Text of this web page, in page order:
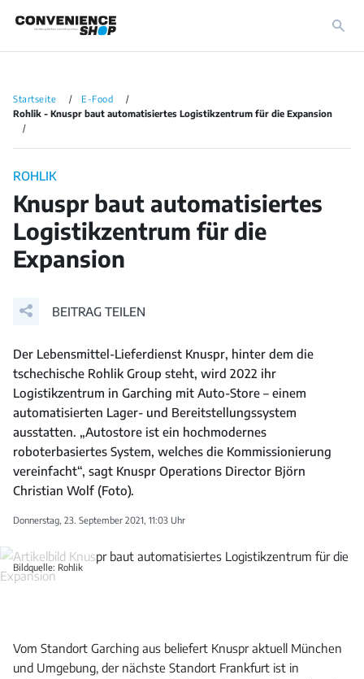
Startseite
E-Food
Rohlik - Knuspr baut automatisiertes Logistikzentrum für die Expansion
ROHLIK
Knuspr baut automatisiertes
Logistikzentrum für die
Expansion
BEITRAG TEILEN
Der Lebensmittel-Lieferdienst Knuspr, hinter dem die
tschechische Rohlik Group steht, wird 2022 ihr
Logistikzentrum in Garching mit Auto-Store – einem
automatisierten Lager- und Bereitstellungssystem
ausstatten. „Autostore ist ein hochmodernes
roboterbasiertes System, welches die Kommissionierung
vereinfacht“, sagt Knuspr Operations Director Björn
Christian Wolf (Foto).
Donnerstag, 23. September 2021, 11:03 Uhr
Bildquelle: Rohlik
Vom Standort Garching aus beliefert Knuspr aktuell München
und Umgebung, der nächste Standort Frankfurt ist in